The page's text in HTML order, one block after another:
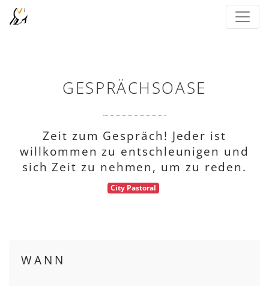
GESPRÄCHSOASE
Zeit zum Gespräch! Jeder ist
willkommen zu entschleunigen und
sich Zeit zu nehmen, um zu reden.
City Pastoral
WANN